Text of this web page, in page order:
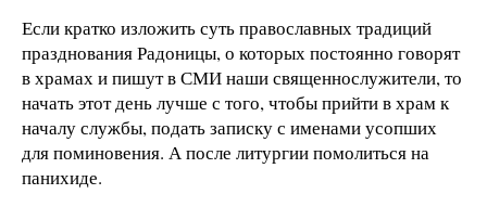
Если кратко изложить суть православных традиций
празднования Радоницы, о которых постоянно говорят
в храмах и пишут в СМИ наши священнослужители, то
начать этот день лучше с того, чтобы прийти в храм к
началу службы, подать записку с именами усопших
для поминовения. А после литургии помолиться на
панихиде.